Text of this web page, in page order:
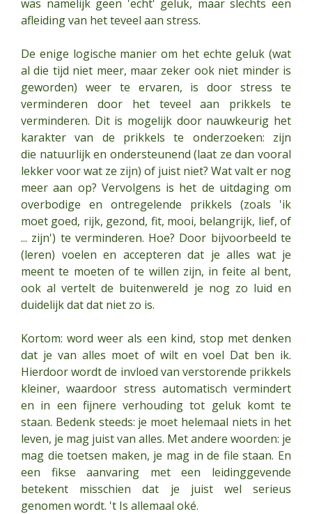
was namelijk geen 'echt' geluk, maar slechts een
afleiding van het teveel aan stress.
De enige logische manier om het echte geluk (wat
al die tijd niet meer, maar zeker ook niet minder is
geworden) weer te ervaren, is door stress te
verminderen door het teveel aan prikkels te
verminderen. Dit is mogelijk door nauwkeurig het
karakter van de prikkels te onderzoeken: zijn
die natuurlijk en ondersteunend (laat ze dan vooral
lekker voor wat ze zijn) of juist niet? Wat valt er nog
meer aan op? Vervolgens is het de uitdaging om
overbodige en ontregelende prikkels (zoals 'ik
moet goed, rijk, gezond, fit, mooi, belangrijk, lief, of
... zijn') te verminderen. Hoe? Door bijvoorbeeld te
(leren) voelen en accepteren dat je alles wat je
meent te moeten of te willen zijn, in feite al bent,
ook al vertelt de buitenwereld je nog zo luid en
duidelijk dat dat niet zo is.
Kortom: word weer als een kind, stop met denken
dat je van alles moet of wilt en voel Dat ben ik.
Hierdoor wordt de invloed van verstorende prikkels
kleiner, waardoor stress automatisch vermindert
en in een fijnere verhouding tot geluk komt te
staan. Bedenk steeds: je moet helemaal niets in het
leven, je mag juist van alles. Met andere woorden: je
mag die toetsen maken, je mag in de file staan. En
een fikse aanvaring met een leidinggevende
betekent misschien dat je juist wel serieus
genomen wordt. 't Is allemaal oké.